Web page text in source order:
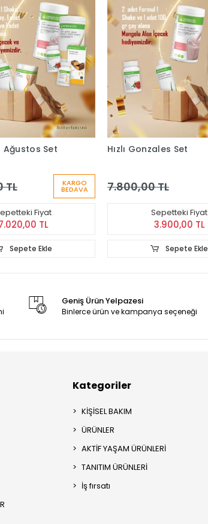
Set
TL KARGO
BEDAVA
Fiyat
TL
Sepete Ekle
Hızlı Gonzales Set
7.800,00 TL
Sepetteki Fiyat
3.900,00 TL
Sepete Ekle
Geniş Ürün Yelpazesi
Binlerce ürün ve kampanya seçeneği
Kategoriler
KİŞİSEL BAKIM
ÜRÜNLER
AKTİF YAŞAM ÜRÜNLERİ
TANITIM ÜRÜNLERİ
İş fırsatı